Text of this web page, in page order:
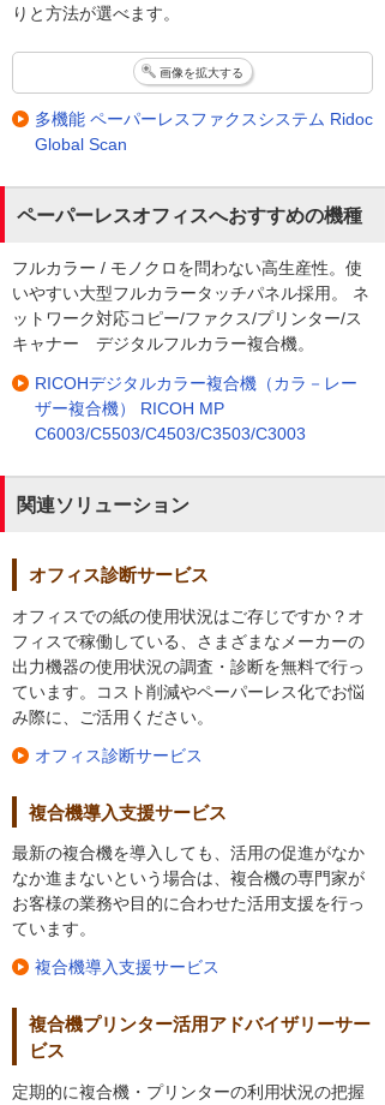
りと方法が選べます。
画像を拡大する
多機能 ペーパーレスファクスシステム Ridoc
Global Scan
ペーパーレスオフィスへおすすめの機種
フルカラー / モノクロを問わない高生産性。使
いやすい大型フルカラータッチパネル採用。 ネ
ットワーク対応コピー/ファクス/プリンター/ス
キャナー デジタルフルカラー複合機。
RICOHデジタルカラー複合機（カラ－レー
ザー複合機） RICOH MP
C6003/C5503/C4503/C3503/C3003
関連ソリューション
オフィス診断サービス
オフィスでの紙の使用状況はご存じですか？オ
フィスで稼働している、さまざまなメーカーの
出力機器の使用状況の調査・診断を無料で行っ
ています。コスト削減やペーパーレス化でお悩
み際に、ご活用ください。
オフィス診断サービス
複合機導入支援サービス
最新の複合機を導入しても、活用の促進がなか
なか進まないという場合は、複合機の専門家が
お客様の業務や目的に合わせた活用支援を行っ
ています。
複合機導入支援サービス
複合機プリンター活用アドバイザリーサー
ビス
定期的に複合機・プリンターの利用状況の把握